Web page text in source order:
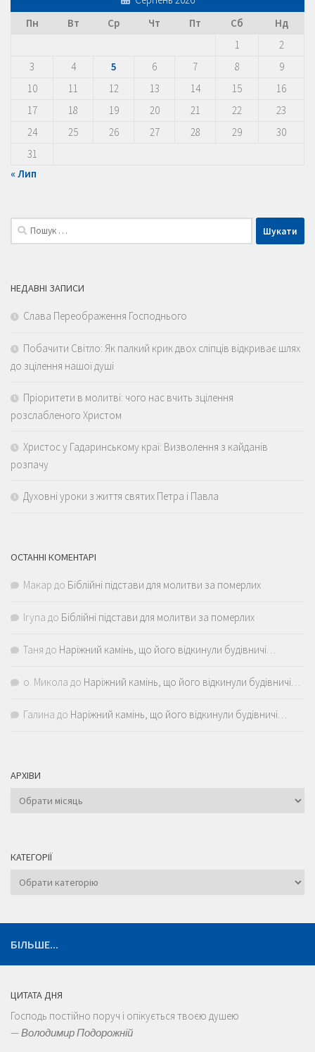
Пн
Вт Ср Чт Пт Сб
Нд
1
2
3
4 5 6 7 8
9
10
11 12 13 14 15
16
17
18 19 20 21 22
23
24
25 26 27 28 29
30
31
« Лип
Пошук:
НЕДАВНІ ЗАПИСИ
Слава Переображення Господнього
Побачити Світло: Як палкий крик двох сліпців відкриває шлях
до зцілення нашої душі
Пріоритети в молитві: чого нас вчить зцілення
розслабленого Христом
Христос у Гадаринському краї: Визволення з кайданів
розпачу
Духовні уроки з життя святих Петра і Павла
ОСТАННІ КОМЕНТАРІ
Макар до Біблійні підстави для молитви за померлих
Iryna до Біблійні підстави для молитви за померлих
Таня до Наріжний камінь, що його відкинули будівничі…
о. Микола до Наріжний камінь, що його відкинули будівничі…
Галина до Наріжний камінь, що його відкинули будівничі…
АРХІВИ
Архіви
КАТЕГОРІЇ
Категорії
БІЛЬШЕ...
ЦИТАТА ДНЯ
Господь постійно поруч і опікується твоєю душею
—Володимир Подорожній